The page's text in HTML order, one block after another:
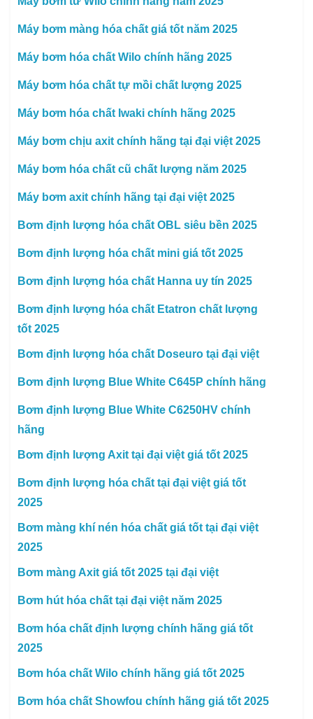
Máy bơm màng hóa chất giá tốt năm 2025
Máy bơm hóa chất Wilo chính hãng 2025
Máy bơm hóa chất tự mồi chất lượng 2025
Máy bơm hóa chất Iwaki chính hãng 2025
Máy bơm chịu axit chính hãng tại đại việt 2025
Máy bơm hóa chất cũ chất lượng năm 2025
Máy bơm axit chính hãng tại đại việt 2025
Bơm định lượng hóa chất OBL siêu bền 2025
Bơm định lượng hóa chất mini giá tốt 2025
Bơm định lượng hóa chất Hanna uy tín 2025
Bơm định lượng hóa chất Etatron chất lượng
tốt 2025
Bơm định lượng hóa chất Doseuro tại đại việt
Bơm định lượng Blue White C645P chính hãng
Bơm định lượng Blue White C6250HV chính
hãng
Bơm định lượng Axit tại đại việt giá tốt 2025
Bơm định lượng hóa chất tại đại việt giá tốt
2025
Bơm màng khí nén hóa chất giá tốt tại đại việt
2025
Bơm màng Axit giá tốt 2025 tại đại việt
Bơm hút hóa chất tại đại việt năm 2025
Bơm hóa chất định lượng chính hãng giá tốt
2025
Bơm hóa chất Wilo chính hãng giá tốt 2025
Bơm hóa chất Showfou chính hãng giá tốt 2025